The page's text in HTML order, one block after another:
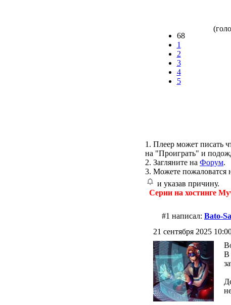
68
1
2
3
4
5
1. Плеер может писать
на "Проиграть" и
2. Загляните на Форум.
3. Можете пожаловатся
и указав причину.
Серии на хостинге
#1 написал: Bato-
21 сентября 2025
В